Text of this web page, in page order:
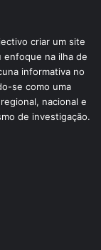
criar um site
na ilha de
informativa no
se como uma
nacional e
de investigação.